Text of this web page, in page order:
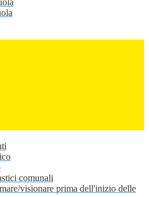
comunali
visionare prima dell'inizio delle